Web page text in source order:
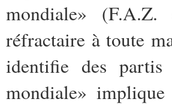
mondiale»
réfractaire à toute
identifie des
mondiale»